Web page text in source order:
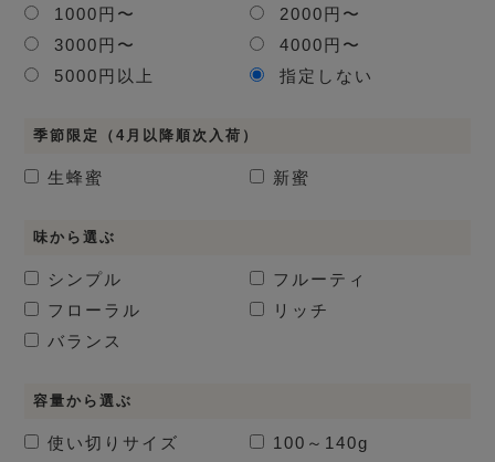
1000円〜
2000円〜
3000円〜
4000円〜
5000円以上
指定しない
季節限定（4月以降順次入荷）
生蜂蜜 新蜜
味から選ぶ
シンプル
フルーティ
フローラル
リッチ
バランス
容量から選ぶ
使い切りサイズ
100～140g